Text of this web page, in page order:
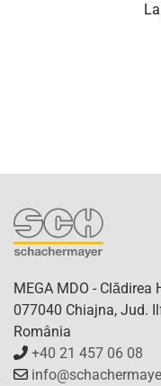
MEGA MDO -
077040 Chiajna, Jud.
România
+40 21 457 06 08